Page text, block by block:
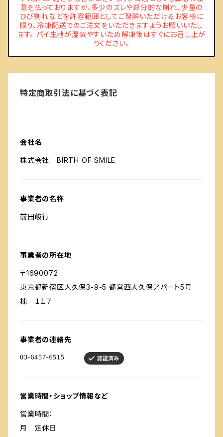
意を払っておりますが、多少のズレや部分的な崩れ、少量の
ひび割れなどを許容範囲としてご理解いただけるお客様に
限り、冷凍配送でのご注文をいただきますようお願いいたし
ます。 パイ生地が湿気やすいため解凍後はすぐにお召し上が
りください。
特定商取引法に基づく表記
会社名
株式会社 BIRTH OF SMILE
事業者の名称
前田峻行
事業者の所在地
〒1690072
東京都新宿区大久保3-9-5 都営西大久保アパート5号
棟 １１７
事業者の連絡先
営業時間・ショップ情報など
営業時間：
月 定休日